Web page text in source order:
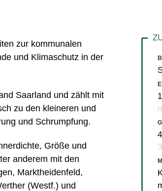
zur kommunalen
und Klimaschutz in der
Saarland und zählt mit
zu den kleineren und
und Schrumpfung.
Größe und
anderem mit den
, Marktheidenfeld,
(Westf.) und